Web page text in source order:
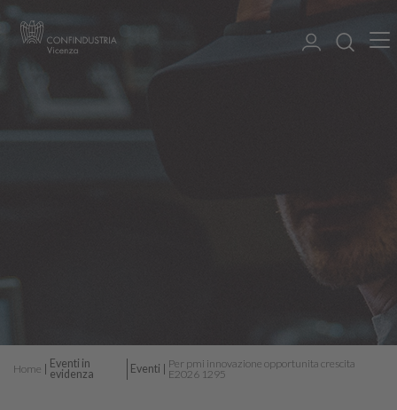
Home
Eventi in
evidenza
Eventi
Per pmi innovazione opportunita crescita
E2026 1295